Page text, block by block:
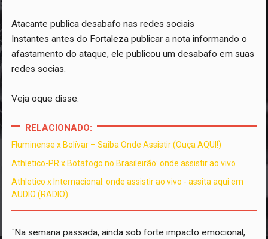
Atacante publica desabafo nas redes sociais
Instantes antes do Fortaleza publicar a nota informando o
afastamento do ataque, ele publicou um desabafo em suas
redes socias.
Veja oque disse:
RELACIONADO:
Fluminense x Bolívar – Saiba Onde Assistir (Ouça AQUI!)
Athletico-PR x Botafogo no Brasileirão: onde assistir ao vivo
Athletico x Internacional: onde assistir ao vivo - assita aqui em
AUDIO (RADIO)
`Na semana passada, ainda sob forte impacto emocional,